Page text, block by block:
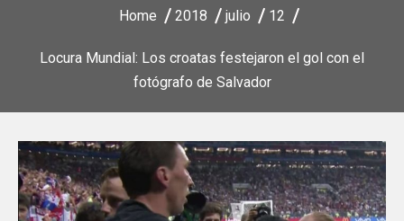
Home 2018 julio 12
Locura Mundial: Los croatas festejaron el gol con el
fotógrafo de Salvador